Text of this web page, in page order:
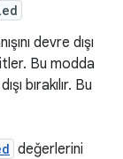
devre dışı
Bu modda
bırakılır. Bu
değerlerini